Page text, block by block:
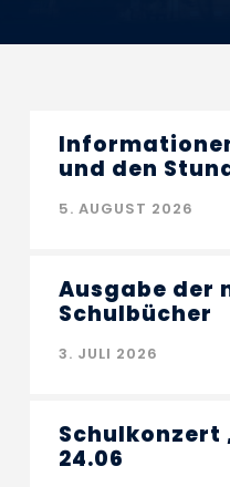
und den
5. AUGUST 2026
Ausgabe der
Schulbücher
3. JULI 2026
Schulkonzert
24.06